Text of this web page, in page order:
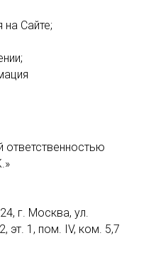
на Сайте;
ответственностью
г. Москва, ул.
эт. 1, пом. IV, ком. 5,7